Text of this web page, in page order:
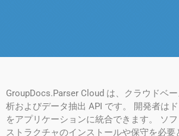
GroupDocs.Parser Cloud は、クラウドベ
析およびデータ抽出 API です。 開発者は
をアプリケーションに統合できます。 ソ
ストラクチャのインストールや保守を必要